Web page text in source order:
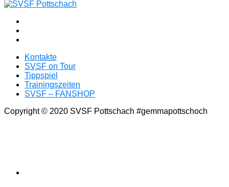
Kontakte
SVSF on Tour
Tippspiel
Trainingszeiten
SVSF – FANSHOP
Copyright © 2020 SVSF Pottschach #gemmapottschoch